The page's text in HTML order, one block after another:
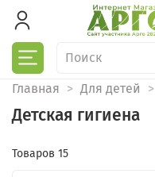
Главная Для детей
Детская гигиена
Товаров 15